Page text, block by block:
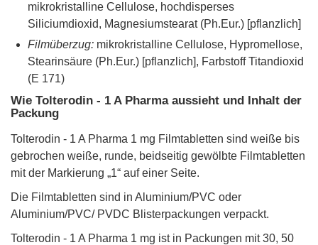
mikrokristalline Cellulose, hochdisperses
Siliciumdioxid, Magnesiumstearat (Ph.Eur.) [pflanzlich]
Filmüberzug: mikrokristalline Cellulose, Hypromellose,
Stearinsäure (Ph.Eur.) [pflanzlich], Farbstoff Titandioxid
(E 171)
Wie Tolterodin - 1 A Pharma aussieht und Inhalt der
Packung
Tolterodin - 1 A Pharma 1 mg Filmtabletten sind weiße bis
gebrochen weiße, runde, beidseitig gewölbte Filmtabletten
mit der Markierung „1“ auf einer Seite.
Die Filmtabletten sind in Aluminium/PVC oder
Aluminium/PVC/ PVDC Blisterpackungen verpackt.
Tolterodin - 1 A Pharma 1 mg ist in Packungen mit 30, 50